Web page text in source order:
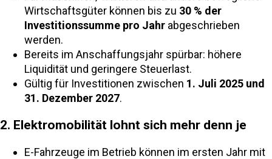
Wirtschaftsgüter können bis zu 30 % der
Investitionssumme pro Jahr abgeschrieben
werden.
Bereits im Anschaffungsjahr spürbar: höhere
Liquidität und geringere Steuerlast.
Gültig für Investitionen zwischen 1. Juli 2025 und
31. Dezember 2027.
2. Elektromobilität lohnt sich mehr denn je
E-Fahrzeuge im Betrieb können im ersten Jahr mit